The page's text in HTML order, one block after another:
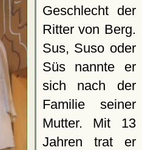
Geschlecht der
Ritter von Berg.
Sus, Suso oder
Süs nannte er
sich nach der
Familie seiner
Mutter. Mit 13
Jahren trat er